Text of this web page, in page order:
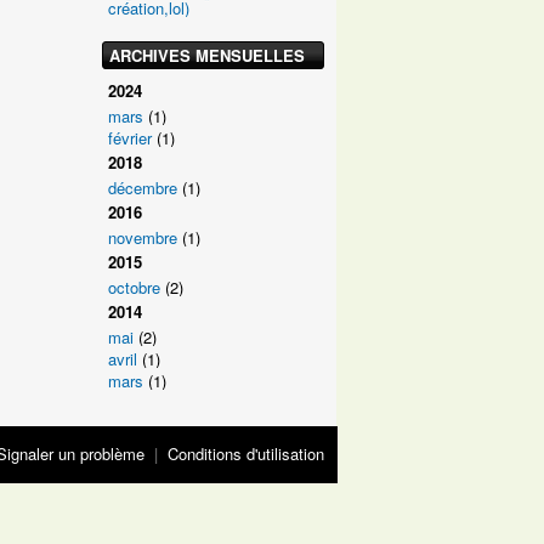
création,lol)
ARCHIVES MENSUELLES
2024
mars (1)
février(1)
2018
décembre (1)
2016
novembre (1)
2015
octobre (2)
2014
mai (2)
avril (1)
mars (1)
un problème | Conditions d'utilisation